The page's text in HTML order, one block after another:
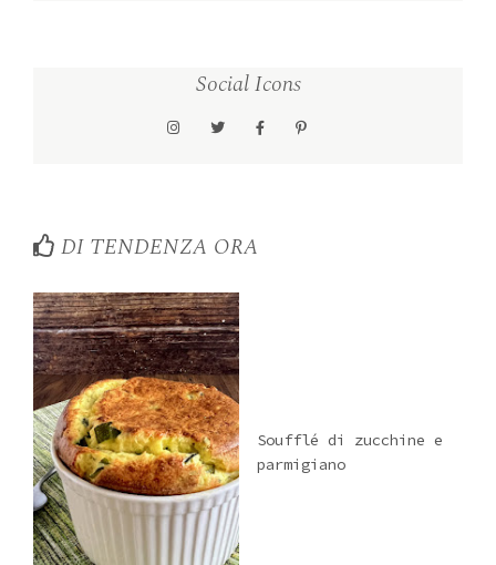
Social Icons
DI TENDENZA ORA
Soufflé di zucchine e
parmigiano